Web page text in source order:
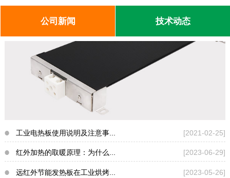
公司新闻 技术动态
[2021-02-25]
工业电热板使用说明及注意事...
[2023-06-29]
红外加热的取暖原理：为什么...
[2023-05-26]
远红外节能发热板在工业烘烤...